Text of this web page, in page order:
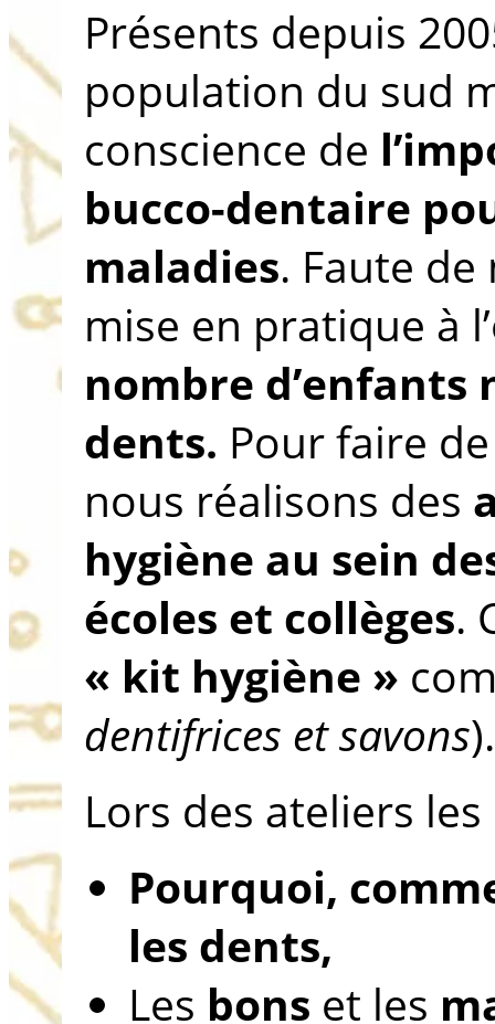
Présents depuis
population du sud
conscience de
bucco-dentaire
maladies. Faute de
mise en pratique à
nombre d’enfants
dents. Pour faire
nous réalisons des
hygiène au sein
écoles et collèges.
« kit hygiène »
dentifrices et savons).
Lors des ateliers
Pourquoi,
les dents,
Les bons et les